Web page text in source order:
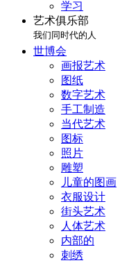
学习
艺术俱乐部
我们同时代的人
世博会
画报艺术
图纸
数字艺术
手工制造
当代艺术
图标
照片
雕塑
儿童的图画
衣服设计
街头艺术
人体艺术
内部的
刺绣